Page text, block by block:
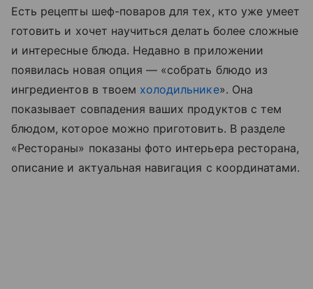
Есть рецепты шеф-поваров для тех, кто уже умеет
готовить и хочет научиться делать более сложные
и интересные блюда. Недавно в приложении
появилась новая опция — «собрать блюдо из
ингредиентов в твоем холодильнике». Она
показывает совпадения ваших продуктов с тем
блюдом, которое можно приготовить. В разделе
«Рестораны» показаны фото интерьера ресторана,
описание и актуальная навигация с координатами.